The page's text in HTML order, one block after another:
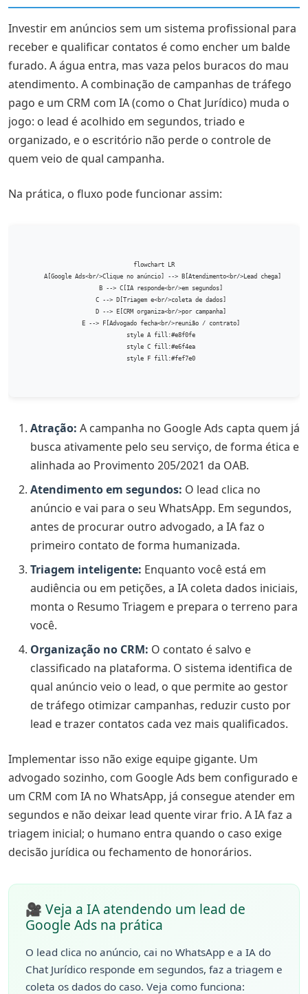
Investir em anúncios sem um sistema profissional para
receber e qualificar contatos é como encher um balde
furado. A água entra, mas vaza pelos buracos do mau
atendimento. A combinação de campanhas de tráfego
pago e um CRM com IA (como o Chat Jurídico) muda o
jogo: o lead é acolhido em segundos, triado e
organizado, e o escritório não perde o controle de
quem veio de qual campanha.
Na prática, o fluxo pode funcionar assim:
flowchart LR
    A[Google Ads<br/>Clique no anúncio] --> B[Atendimento<br/>Lead chega]
    B --> C[IA responde<br/>em segundos]
    C --> D[Triagem e<br/>coleta de dados]
    D --> E[CRM organiza<br/>por campanha]
    E --> F[Advogado fecha<br/>reunião / contrato]
    style A fill:#e8f0fe
    style C fill:#e6f4ea
    style F fill:#fef7e0
Atração: A campanha no Google Ads capta quem já
busca ativamente pelo seu serviço, de forma ética e
alinhada ao Provimento 205/2021 da OAB.
Atendimento em segundos: O lead clica no
anúncio e vai para o seu WhatsApp. Em segundos,
antes de procurar outro advogado, a IA faz o
primeiro contato de forma humanizada.
Triagem inteligente: Enquanto você está em
audiência ou em petições, a IA coleta dados iniciais,
monta o Resumo Triagem e prepara o terreno para
você.
Organização no CRM: O contato é salvo e
classificado na plataforma. O sistema identifica de
qual anúncio veio o lead, o que permite ao gestor
de tráfego otimizar campanhas, reduzir custo por
lead e trazer contatos cada vez mais qualificados.
Implementar isso não exige equipe gigante. Um
advogado sozinho, com Google Ads bem configurado e
um CRM com IA no WhatsApp, já consegue atender em
segundos e não deixar lead quente virar frio. A IA faz a
triagem inicial; o humano entra quando o caso exige
decisão jurídica ou fechamento de honorários.
🎥 Veja a IA atendendo um lead de
Google Ads na prática
O lead clica no anúncio, cai no WhatsApp e a IA do
Chat Jurídico responde em segundos, faz a triagem e
coleta os dados do caso. Veja como funciona: